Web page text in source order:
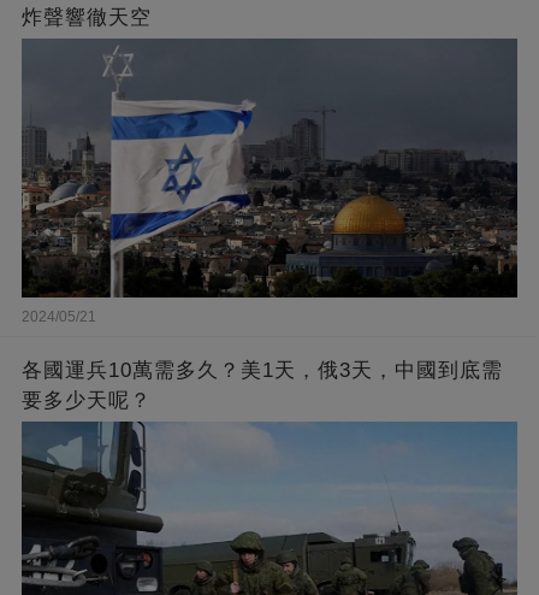
炸聲響徹天空
2024/05/21
各國運兵10萬需多久？美1天，俄3天，中國到底需
要多少天呢？